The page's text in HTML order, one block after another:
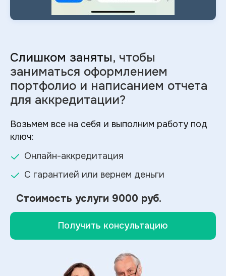
Слишком заняты, чтобы
заниматься оформлением
портфолио и написанием отчета
для аккредитации?
Возьмем все на себя и выполним работу под
ключ:
Онлайн-аккредитация
С гарантией или вернем деньги
Стоимость услуги 9000 руб.
Получить консультацию